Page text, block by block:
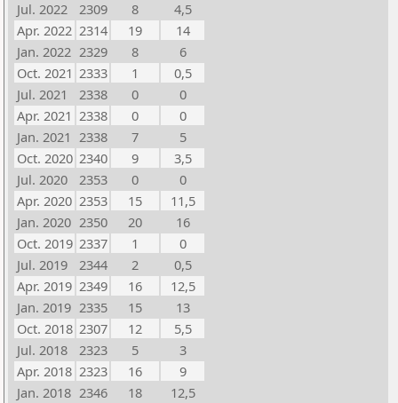
Jul. 2022
2309 8
4,5
Apr. 2022 2314 19
14
Jan. 2022 2329 8
6
Oct. 2021 2333 1
0,5
Jul. 2021
2338 0
0
Apr. 2021 2338 0
0
Jan. 2021 2338 7
5
Oct. 2020 2340 9
3,5
Jul. 2020
2353 0
0
Apr. 2020 2353 15
11,5
Jan. 2020 2350 20
16
Oct. 2019 2337 1
0
Jul. 2019
2344 2
0,5
Apr. 2019 2349 16
12,5
Jan. 2019 2335 15
13
Oct. 2018 2307 12
5,5
Jul. 2018
2323 5
3
Apr. 2018 2323 16
9
Jan. 2018 2346 18
12,5